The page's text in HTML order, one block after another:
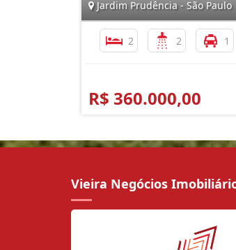
Jardim Prudência - São Paulo
2 2 1
R$ 360.000,00
Vieira Negócios